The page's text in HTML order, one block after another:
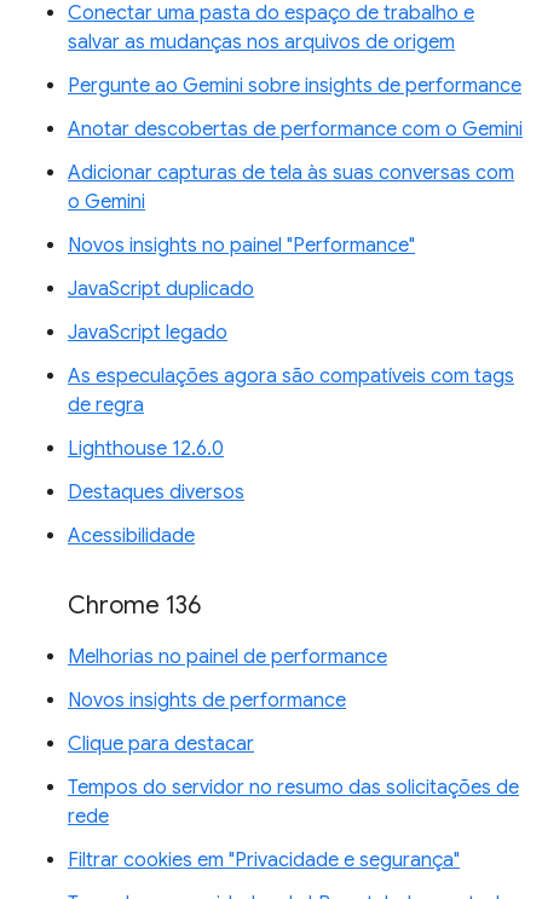
Conectar uma pasta do espaço de trabalho e
salvar as mudanças nos arquivos de origem
Pergunte ao Gemini sobre insights de performance
Anotar descobertas de performance com o Gemini
Adicionar capturas de tela às suas conversas com
o Gemini
Novos insights no painel "Performance"
JavaScript duplicado
JavaScript legado
As especulações agora são compatíveis com tags
de regra
Lighthouse 12.6.0
Destaques diversos
Acessibilidade
Chrome 136
Melhorias no painel de performance
Novos insights de performance
Clique para destacar
Tempos do servidor no resumo das solicitações de
rede
Filtrar cookies em "Privacidade e segurança"